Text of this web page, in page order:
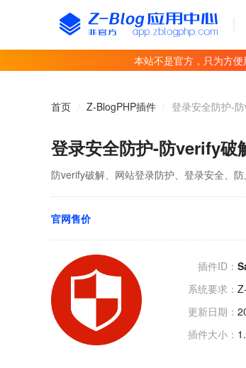
本站不是官方，只为方
首页 / Z-BlogPHP插件 / 登录安全防护-
登录安全防护-防verify破
防verify破解、网站登录防护、登录安全、
官网售价
插件ID：
系统要求：
更新日期：
插件大小：